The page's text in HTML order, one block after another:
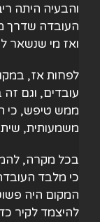
והבעיה היתה
העובדה שדרך
ואז מי שנשאר
עובדים, וגם
ממש טיפש, כי
משמעותית,
בכל מקרה,
כי מלבד
המקום היה
להיצמד לקיר